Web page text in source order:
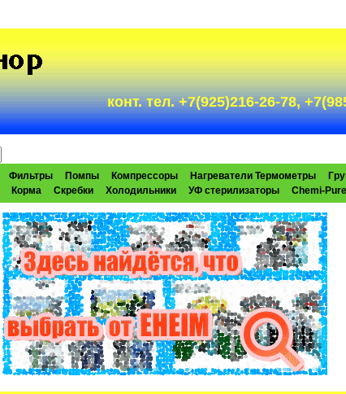
конт. тел. +7(925)216-26-78,
Фильтры Помпы Компрессоры Нагреватели Термометры
Корма Скребки Холодильники УФ стерилизаторы Chemi-Pure